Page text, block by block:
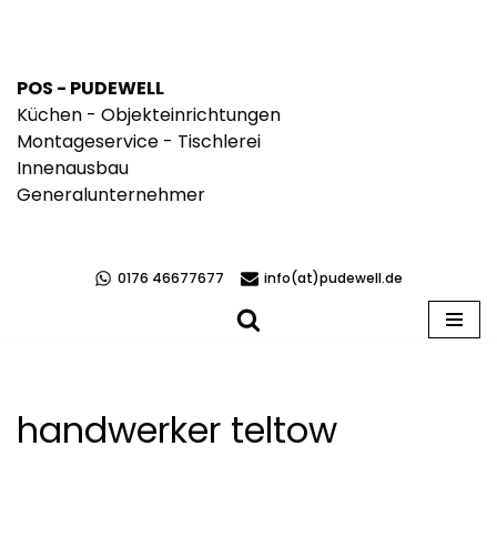
Inhalt
springen
POS - PUDEWELL
Küchen - Objekteinrichtungen
Montageservice - Tischlerei
Innenausbau
Generalunternehmer
0176 46677677 info(at)pudewell.de
handwerker teltow